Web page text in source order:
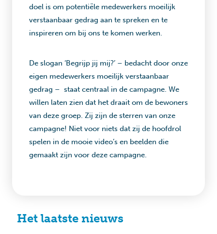
doel is om potentiële medewerkers moeilijk
verstaanbaar gedrag aan te spreken en te
inspireren om bij ons te komen werken.
De slogan ‘Begrijp jij mij?’ – bedacht door onze
eigen medewerkers moeilijk verstaanbaar
gedrag – staat centraal in de campagne. We
willen laten zien dat het draait om de bewoners
van deze groep. Zij zijn de sterren van onze
campagne! Niet voor niets dat zij de hoofdrol
spelen in de mooie video’s en beelden die
gemaakt zijn voor deze campagne.
Het laatste nieuws